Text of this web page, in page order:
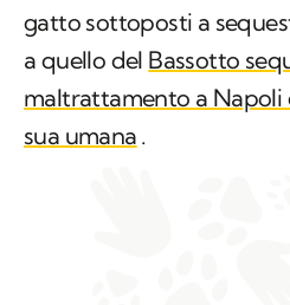
gatto sottoposti a
a quello del Bassotto
maltrattamento a Napoli
sua umana .